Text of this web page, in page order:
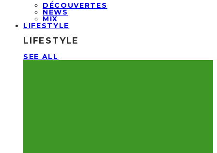
DÉCOUVERTES
NEWS
MIX
LIFESTYLE
LIFESTYLE
SEE ALL